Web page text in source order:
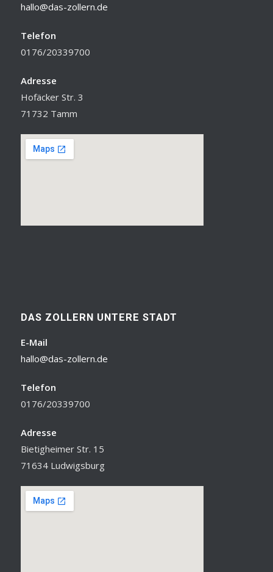
hallo@das-zollern.de
Telefon
0176/20339700
Adresse
Hofäcker Str. 3
71732 Tamm
DAS ZOLLERN UNTERE STADT
E-Mail
hallo@das-zollern.de
Telefon
0176/20339700
Adresse
Bietigheimer Str. 15
71634 Ludwigsburg